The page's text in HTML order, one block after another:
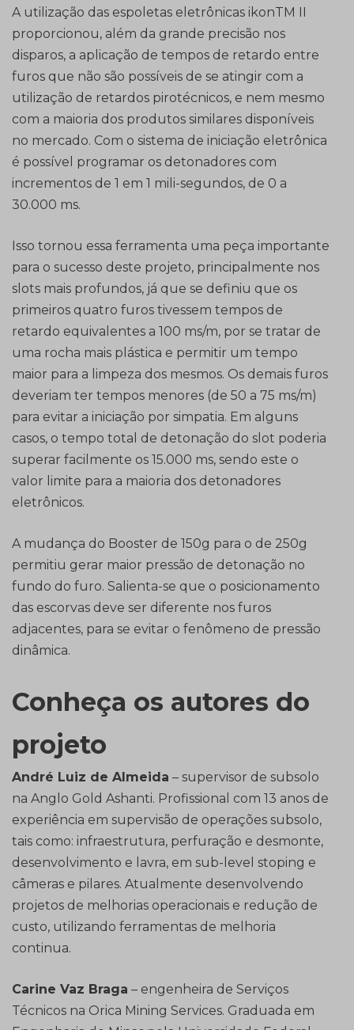
A utilização das espoletas eletrônicas ikonTM II
proporcionou, além da grande precisão nos
disparos, a aplicação de tempos de retardo entre
furos que não são possíveis de se atingir com a
utilização de retardos pirotécnicos, e nem mesmo
com a maioria dos produtos similares disponíveis
no mercado. Com o sistema de iniciação eletrônica
é possível programar os detonadores com
incrementos de 1 em 1 mili-segundos, de 0 a
30.000 ms.
Isso tornou essa ferramenta uma peça importante
para o sucesso deste projeto, principalmente nos
slots mais profundos, já que se definiu que os
primeiros quatro furos tivessem tempos de
retardo equivalentes a 100 ms/m, por se tratar de
uma rocha mais plástica e permitir um tempo
maior para a limpeza dos mesmos. Os demais furos
deveriam ter tempos menores (de 50 a 75 ms/m)
para evitar a iniciação por simpatia. Em alguns
casos, o tempo total de detonação do slot poderia
superar facilmente os 15.000 ms, sendo este o
valor limite para a maioria dos detonadores
eletrônicos.
A mudança do Booster de 150g para o de 250g
permitiu gerar maior pressão de detonação no
fundo do furo. Salienta-se que o posicionamento
das escorvas deve ser diferente nos furos
adjacentes, para se evitar o fenômeno de pressão
dinâmica.
Conheça os autores do
projeto
André Luiz de Almeida – supervisor de subsolo
na Anglo Gold Ashanti. Profissional com 13 anos de
experiência em supervisão de operações subsolo,
tais como: infraestrutura, perfuração e desmonte,
desenvolvimento e lavra, em sub-level stoping e
câmeras e pilares. Atualmente desenvolvendo
projetos de melhorias operacionais e redução de
custo, utilizando ferramentas de melhoria
continua.
Carine Vaz Braga – engenheira de Serviços
Técnicos na Orica Mining Services. Graduada em